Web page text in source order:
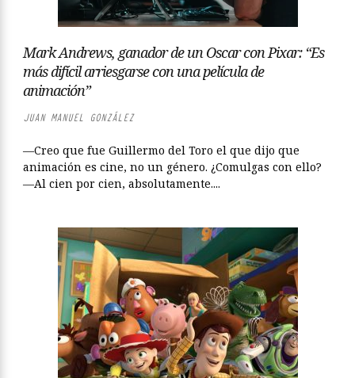
Mark Andrews, ganador de un Oscar con Pixar: “Es
más difícil arriesgarse con una película de
animación”
JUAN MANUEL GONZÁLEZ
—Creo que fue Guillermo del Toro el que dijo que
animación es cine, no un género. ¿Comulgas con ello?
—Al cien por cien, absolutamente....